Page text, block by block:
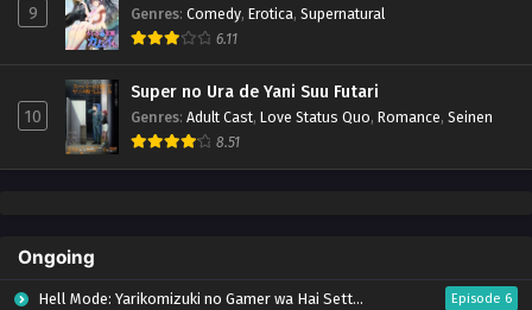
9 Genres: Comedy, Erotica, Supernatural
6.11
10
Super no Ura de Yani Suu Futari
Genres: Adult Cast, Love Status Quo, Romance, Seinen
8.51
Ongoing
Hell Mode: Yarikomizuki no Gamer wa Hai Settei no Isekai de Musou suru Season 2 Episode 6